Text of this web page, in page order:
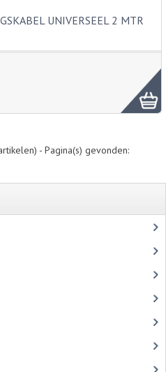
UNIVERSEEL 2 MTR
- Pagina(s) gevonden: